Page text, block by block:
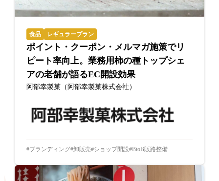
食品 レギュラープラン
ポイント・クーポン・メルマガ施策でリ
ピート率向上。業務用柿の種トップシェ
アの老舗が語るEC開設効果
阿部幸製菓（阿部幸製菓株式会社）
ブランディング 卸販売 ショップ開設 BtoB販路整備